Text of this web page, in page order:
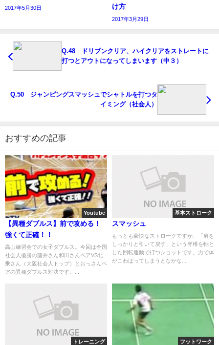
2017年5月30日
け方
2017年3月29日
Q.48 ドリブンクリア、ハイクリアをストレートに
打つとアウトになってしまいます（中３）
Q.50 ジャンピングスマッシュでシャトルを打つタ
イミング（社会人）
おすすめの記事
Youtube
【異種ダブルス】前で攻める！
強くて正確！！
高山練習会での女子ダブルス。今回は全国
社会人優勝の藤井さん和田さんペアVS北
乘さん（大阪社会人トップ）とおっさんペ
アの異種ダブルス対決です。...
基本ストローク
スマッシュ
もっとも豪快なストロークですが、「肩を
しっかりと引いて戻す」という脊椎を軸と
した回転運動で打つショットです。力で体
がこわばってしまうとなかな...
トレーニング フットワーク